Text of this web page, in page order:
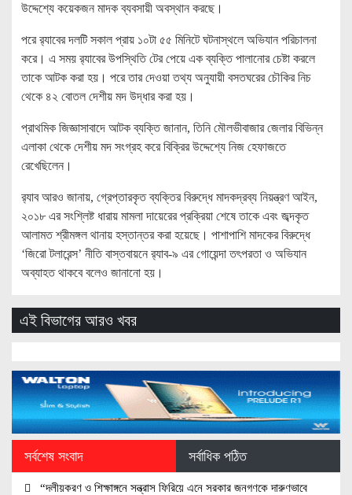
উদ্দেশ্যে কয়েকজন মাদক ব্যবসায়ী অবস্থান করছে।
পরে র‌্যাবের দলটি সকাল প্রায় ১০টা ৫৫ মিনিটে ঘটনাস্থলে অভিযান পরিচালনা
করে। এ সময় র‌্যাবের উপস্থিতি টের পেয়ে এক ব্যক্তি পালানোর চেষ্টা করলে
তাকে আটক করা হয়। পরে তার দেওয়া তথ্য অনুযায়ী বসতঘরের চৌকির নিচ
থেকে ৪২ বোতল দেশীয় মদ উদ্ধার করা হয়।
প্রাথমিক জিজ্ঞাসাবাদে আটক ব্যক্তি জানান, তিনি মৌলভীবাজার জেলার বিভিন্ন
এলাকা থেকে দেশীয় মদ সংগ্রহ করে বিক্রির উদ্দেশ্যে নিজ হেফাজতে
রেখেছিলেন।
র‌্যাব আরও জানায়, গ্রেপ্তারকৃত ব্যক্তির বিরুদ্ধে মাদকদ্রব্য নিয়ন্ত্রণ আইন,
২০১৮ এর সংশ্লিষ্ট ধারায় মামলা দায়েরের প্রক্রিয়া শেষে তাকে এবং জব্দকৃত
আলামত শ্রীমঙ্গল থানায় হস্তান্তর করা হয়েছে। পাশাপাশি মাদকের বিরুদ্ধে
‘জিরো টলারেন্স’ নীতি বাস্তবায়নে র‌্যাব-৯ এর গোয়েন্দা তৎপরতা ও অভিযান
অব্যাহত থাকবে বলেও জানানো হয়।
এই বিভাগের আরও খবর
সর্বশেষ সংবাদ সর্বাধিক পঠিত
“দলীয়করণ ও শিক্ষাঙ্গনে সন্ত্রাস ফিরিয়ে এনে সরকার জনগণকে দারুণভাবে